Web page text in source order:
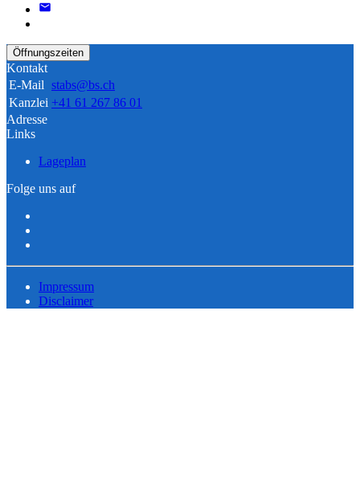
Öffnungszeiten
Kontakt
E-Mail stabs@bs.ch
Kanzlei +41 61 267 86 01
Adresse
Links
Lageplan
Folge uns auf
Impressum
Disclaimer